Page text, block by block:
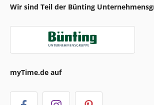
Wir sind Teil der Bünting
myTime.de auf